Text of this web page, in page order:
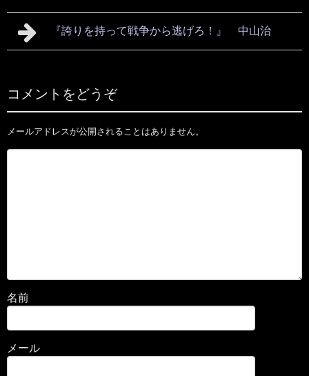
『誇りを持って戦争から逃げろ！』 中山治
コメントをどうぞ
メールアドレスが公開されることはありません。
名前
メール